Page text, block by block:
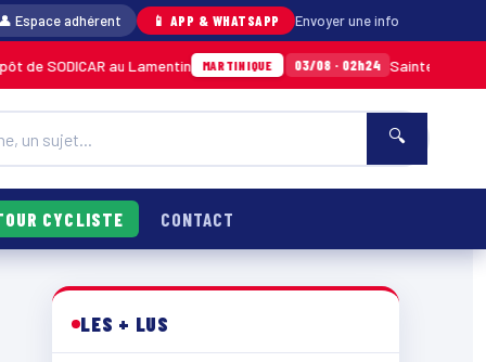
Espace adhérent 📱 APP & WHATSAPP Envoyer une info
au Lamentin MARTINIQUE 03/08 · 02h24 Sainte-Anne : un jeune
🔍
CYCLISTE CONTACT
LES + LUS